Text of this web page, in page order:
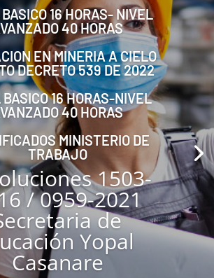
16 HORAS- NIVEL
40 HORAS
EN MINERIA A CIELO
DECRETO 539 DE 2022
16 HORAS-NIVEL
40 HORAS
MINISTERIO DE
TRABAJO
1503-
/ 0959-2021
de
Yopal
Casanare